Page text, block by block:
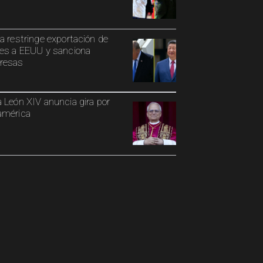
restringe exportación de
a EEUU y sanciona
León XIV anuncia gira por